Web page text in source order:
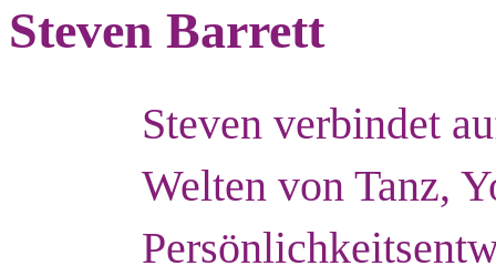
Steven Barrett
Steven verbindet
Welten von Tanz,